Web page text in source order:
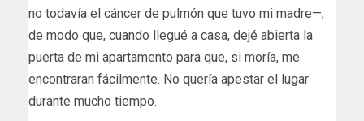
no todavía el cáncer de pulmón que tuvo mi madre—,
de modo que, cuando llegué a casa, dejé abierta la
puerta de mi apartamento para que, si moría, me
encontraran fácilmente. No quería apestar el lugar
durante mucho tiempo.